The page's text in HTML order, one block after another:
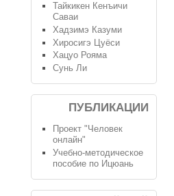
Тайкикен Кенъичи
Саваи
Хадзимэ Казуми
Хиросигэ Цуёси
Хацуо Рояма
Сунь Ли
ПУБЛИКАЦИИ
Проект "Человек
онлайн"
Учебно-методическое
пособие по Ицюань